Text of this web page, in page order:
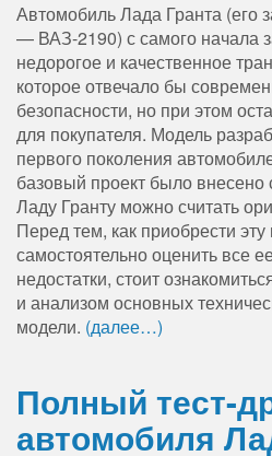
Автомобиль Лада Гранта (его
— ВАЗ-2190) с самого начала
недорогое и качественное
которое отвечало бы
безопасности, но при этом
для покупателя. Модель
первого поколения
базовый проект было внесено
Ладу Гранту можно считать
Перед тем, как приобрести
самостоятельно оценить все
недостатки, стоит
и анализом основных
модели. (далее…)
Полный тест-
автомобиля